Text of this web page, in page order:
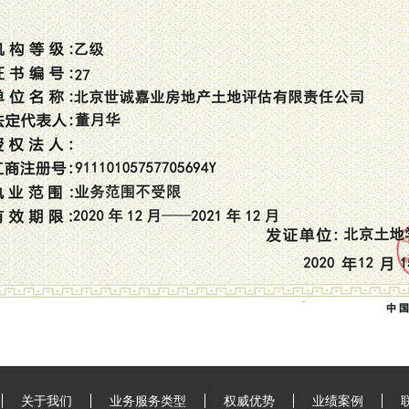
关于我们 业务服务类型 权威优势 业绩案例